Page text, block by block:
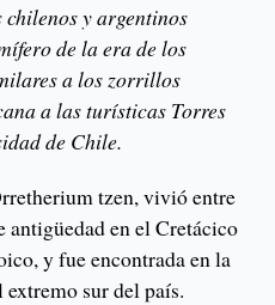
y argentinos
de la era de los
a los zorrillos
a las turísticas Torres
de Chile.
tzen, vivió entre
antigüedad en el Cretácico
y fue encontrada en la
sur del país.